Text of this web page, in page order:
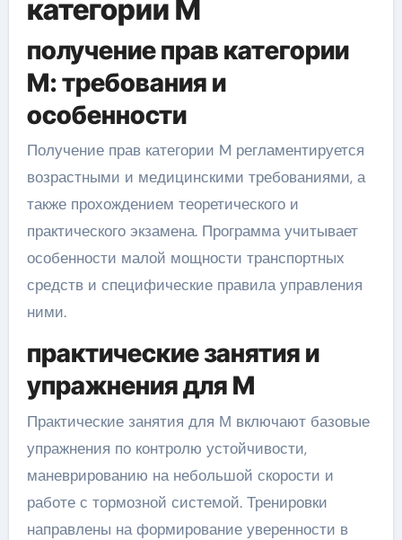
категории M
получение прав категории
M: требования и
особенности
Получение прав категории M регламентируется
возрастными и медицинскими требованиями, а
также прохождением теоретического и
практического экзамена. Программа учитывает
особенности малой мощности транспортных
средств и специфические правила управления
ними.
практические занятия и
упражнения для М
Практические занятия для М включают базовые
упражнения по контролю устойчивости,
маневрированию на небольшой скорости и
работе с тормозной системой. Тренировки
направлены на формирование уверенности в